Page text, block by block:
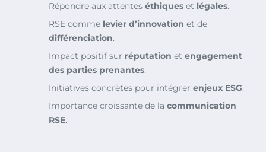
Répondre aux attentes éthiques et légales.
RSE comme levier d’innovation et de
différenciation.
Impact positif sur réputation et engagement
des parties prenantes.
Initiatives concrètes pour intégrer enjeux ESG.
Importance croissante de la communication
RSE.